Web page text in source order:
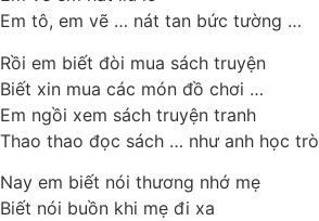
Em tô, em vẽ … nát tan bức tường …
Rồi em biết đòi mua sách truyện
Biết xin mua các món đồ chơi …
Em ngồi xem sách truyện tranh
Thao thao đọc sách … như anh học trò
Nay em biết nói thương nhớ mẹ
Biết nói buồn khi mẹ đi xa